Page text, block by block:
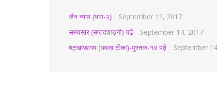
जैन न्याय (भाग-२)
September 12, 2017
समयसार (सप्तदशाङ्गी) पढ़ें
September 14, 2017
षट्खण्डागम (धवला टीका)-पुस्तक-१४ पढ़ें
September